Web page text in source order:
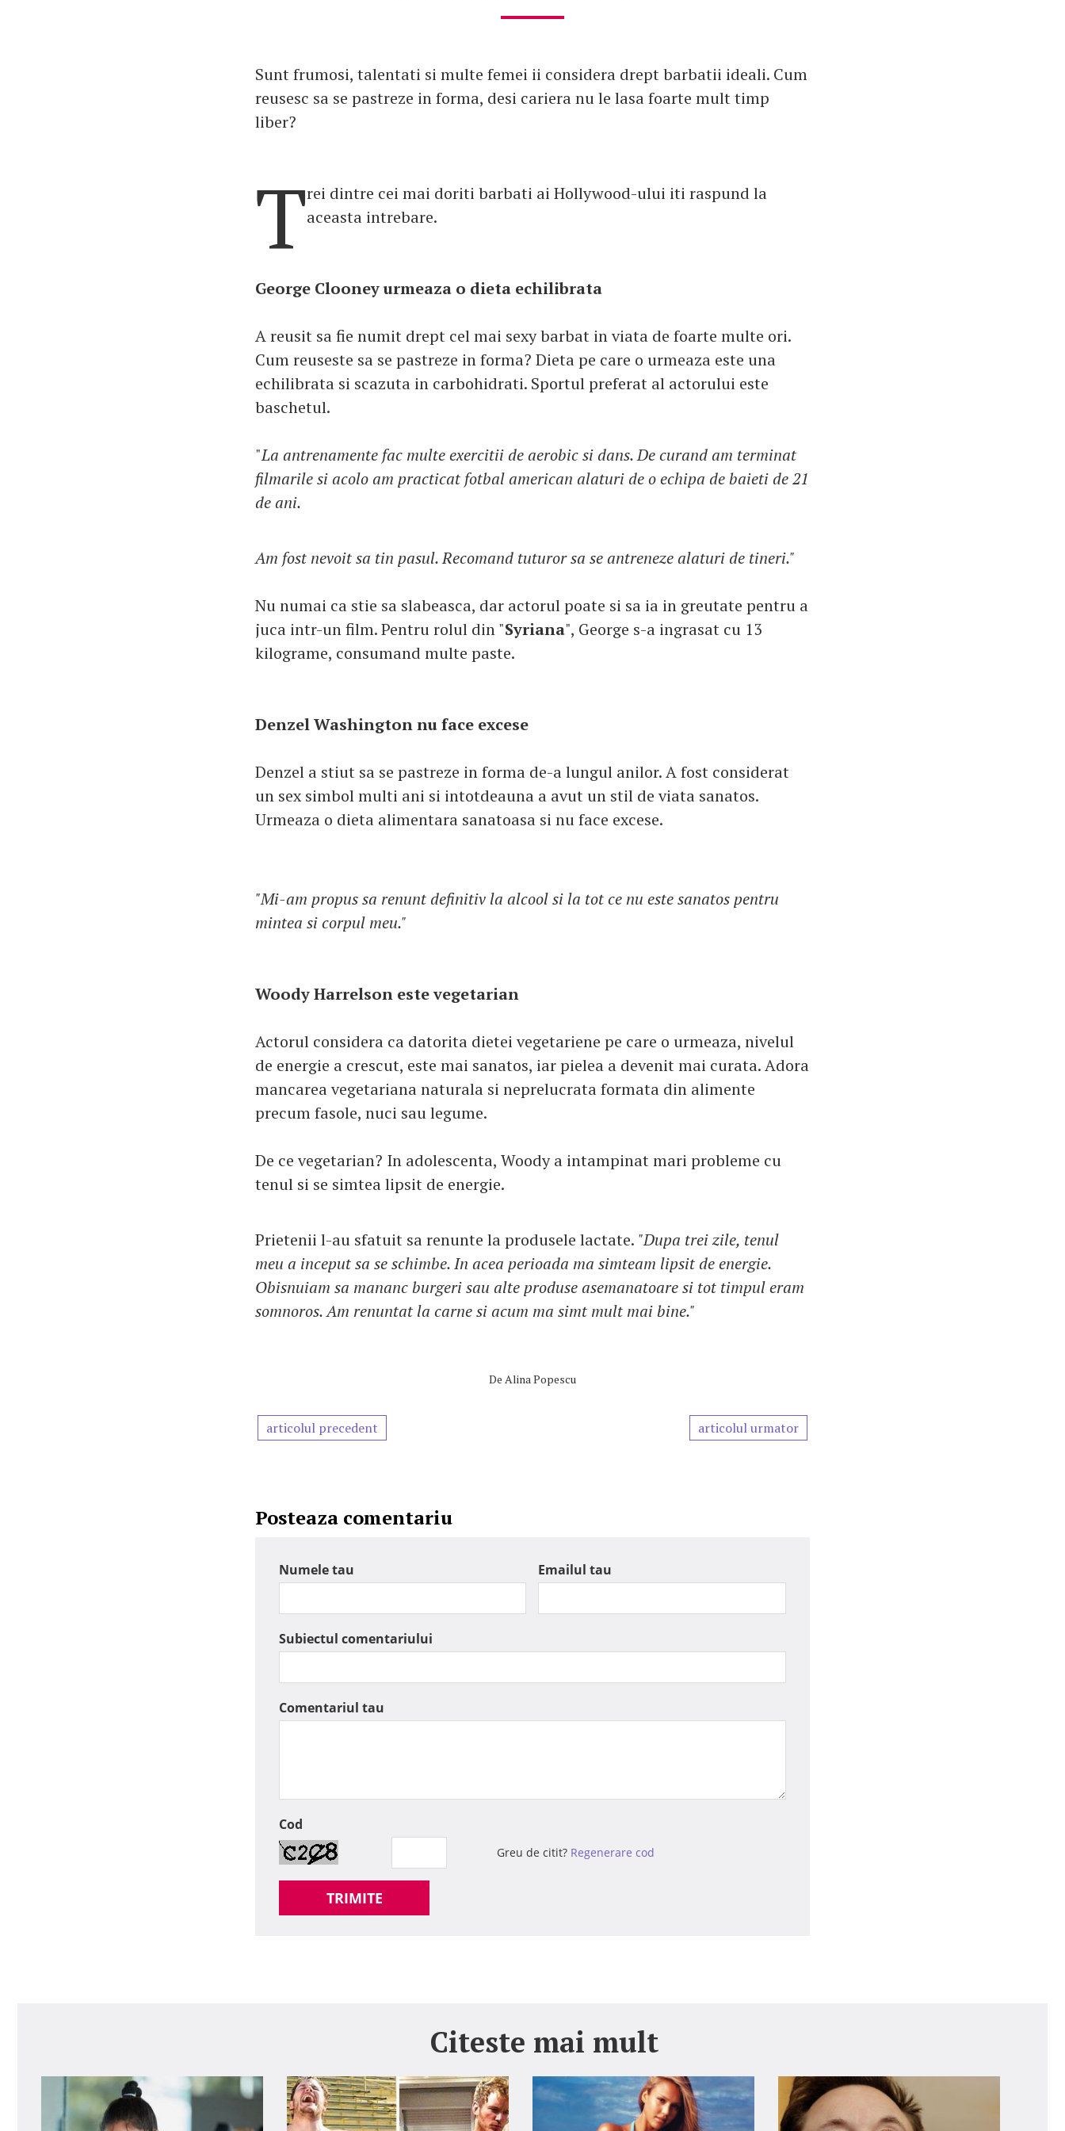
Sunt frumosi, talentati si multe femei ii considera drept barbatii ideali. Cum
reusesc sa se pastreze in forma, desi cariera nu le lasa foarte mult timp
liber?
Trei dintre cei mai doriti barbati ai Hollywood-ului iti raspund la
aceasta intrebare.
George Clooney urmeaza o dieta echilibrata
A reusit sa fie numit drept cel mai sexy barbat in viata de foarte multe ori.
Cum reuseste sa se pastreze in forma? Dieta pe care o urmeaza este una
echilibrata si scazuta in carbohidrati. Sportul preferat al actorului este
baschetul.
"La antrenamente fac multe exercitii de aerobic si dans. De curand am terminat
filmarile si acolo am practicat fotbal american alaturi de o echipa de baieti de 21
de ani.
Am fost nevoit sa tin pasul. Recomand tuturor sa se antreneze alaturi de tineri."
Nu numai ca stie sa slabeasca, dar actorul poate si sa ia in greutate pentru a
juca intr-un film. Pentru rolul din "Syriana", George s-a ingrasat cu 13
kilograme, consumand multe paste.
Denzel Washington nu face excese
Denzel a stiut sa se pastreze in forma de-a lungul anilor. A fost considerat
un sex simbol multi ani si intotdeauna a avut un stil de viata sanatos.
Urmeaza o dieta alimentara sanatoasa si nu face excese.
"Mi-am propus sa renunt definitiv la alcool si la tot ce nu este sanatos pentru
mintea si corpul meu."
Woody Harrelson este vegetarian
Actorul considera ca datorita dietei vegetariene pe care o urmeaza, nivelul
de energie a crescut, este mai sanatos, iar pielea a devenit mai curata. Adora
mancarea vegetariana naturala si neprelucrata formata din alimente
precum fasole, nuci sau legume.
De ce vegetarian? In adolescenta, Woody a intampinat mari probleme cu
tenul si se simtea lipsit de energie.
Prietenii l-au sfatuit sa renunte la produsele lactate. "Dupa trei zile, tenul
meu a inceput sa se schimbe. In acea perioada ma simteam lipsit de energie.
Obisnuiam sa mananc burgeri sau alte produse asemanatoare si tot timpul eram
somnoros. Am renuntat la carne si acum ma simt mult mai bine."
De Alina Popescu
articolul precedent articolul urmator
Posteaza comentariu
Numele tau Emailul tau
Subiectul comentariului
Comentariul tau
Cod
Greu de citit? Regenerare cod
TRIMITE
Citeste mai mult